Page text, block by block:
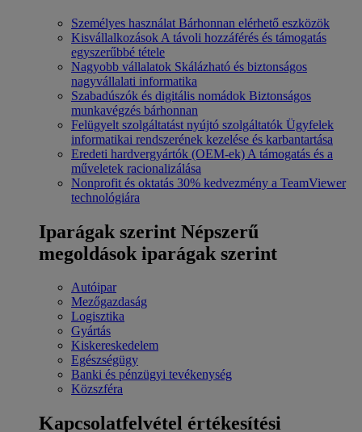
Személyes használat Bárhonnan elérhető eszközök
Kisvállalkozások A távoli hozzáférés és támogatás
egyszerűbbé tétele
Nagyobb vállalatok Skálázható és biztonságos
nagyvállalati informatika
Szabadúszók és digitális nomádok Biztonságos
munkavégzés bárhonnan
Felügyelt szolgáltatást nyújtó szolgáltatók Ügyfelek
informatikai rendszerének kezelése és karbantartása
Eredeti hardvergyártók (OEM-ek) A támogatás és a
műveletek racionalizálása
Nonprofit és oktatás 30% kedvezmény a TeamViewer
technológiára
Iparágak szerint Népszerű
megoldások iparágak szerint
Autóipar
Mezőgazdaság
Logisztika
Gyártás
Kiskereskedelem
Egészségügy
Banki és pénzügyi tevékenység
Közszféra
Kapcsolatfelvétel értékesítési